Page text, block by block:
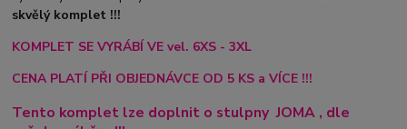
skvělý komplet !!!
KOMPLET SE VYRÁBÍ VE vel. 6XS - 3XL
CENA PLATÍ PŘI OBJEDNÁVCE OD 5 KS a VÍCE !!!
Tento komplet lze doplnit o stulpny JOMA , dle